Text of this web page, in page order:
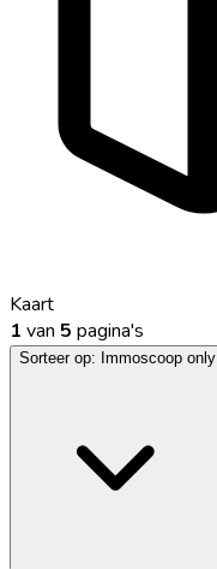
Kaart
1 van 5 pagina's
Sorteer op: Immoscoop only